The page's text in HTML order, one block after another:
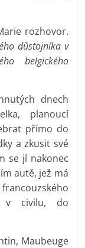
rozhovor.
důstojníka v
belgického
dnech
planoucí
přímo do
a zkusit své
se jí nakonec
autě, jež má
v civilu, do
Maubeuge